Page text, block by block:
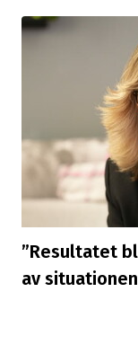
”Resultatet
av